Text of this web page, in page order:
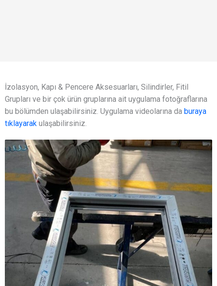
İzolasyon, Kapı & Pencere Aksesuarları, Silindirler, Fitil
Grupları ve bir çok ürün gruplarına ait uygulama fotoğraflarına
bu bölümden ulaşabilirsiniz. Uygulama videolarına da buraya
tıklayarak ulaşabilirsiniz.